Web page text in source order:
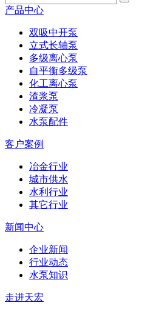
产品中心
双吸中开泵
立式长轴泵
多级离心泵
自平衡多级泵
化工离心泵
渣浆泵
冷凝泵
水泵配件
客户案例
冶金行业
城市供水
水利行业
其它行业
新闻中心
企业新闻
行业动态
水泵知识
走进天宏